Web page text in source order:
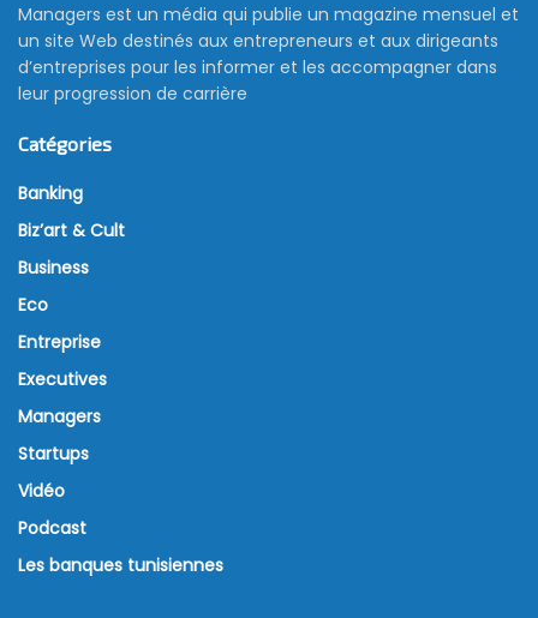
Managers est un média qui publie un magazine mensuel et
un site Web destinés aux entrepreneurs et aux dirigeants
d’entreprises pour les informer et les accompagner dans
leur progression de carrière
Catégories
Banking
Biz’art & Cult
Business
Eco
Entreprise
Executives
Managers
Startups
Vidéo
Podcast
Les banques tunisiennes